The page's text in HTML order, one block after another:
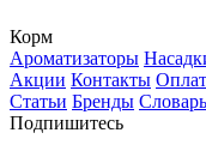
Корм
Ароматизаторы
Акции Контакты
Статьи Бренды
Подпишитесь